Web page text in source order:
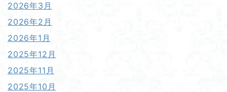
2026年3月
2026年2月
2026年1月
2025年12月
2025年11月
2025年10月